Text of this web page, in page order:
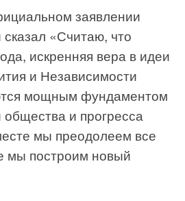
заявлении
«Считаю, что
искренняя вера в идеи
и Независимости
мощным фундаментом
и прогресса
мы преодолеем все
мы построим новый